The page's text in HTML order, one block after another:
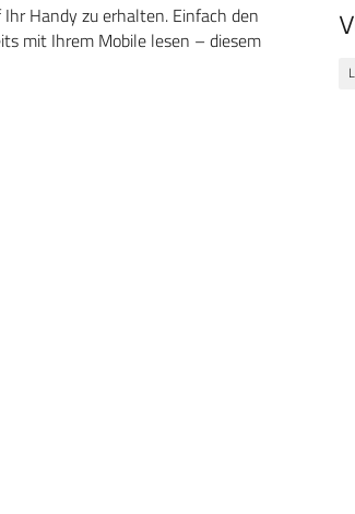
Handy zu erhalten. Einfach den
mit Ihrem Mobile lesen – diesem